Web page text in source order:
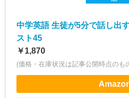
中学英語 生徒が5分で話し出
スト45
￥1,870
(価格・在庫状況は記事公開時点のも